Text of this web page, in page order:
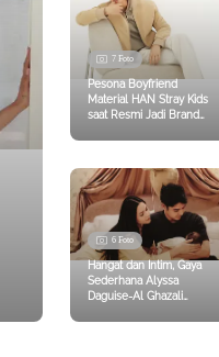
7 Foto
Pesona Boyfriend
Material HAN Stray Kids
saat Resmi Jadi Brand
6 Foto
Hangat dan Intim, Gaya
Sederhana Alyssa
Daguise-Al Ghazali